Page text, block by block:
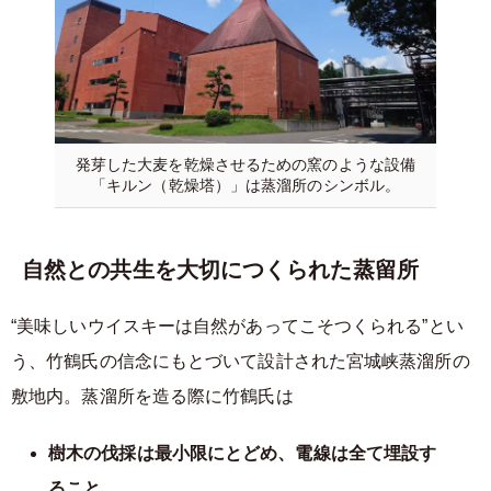
発芽した大麦を乾燥させるための窯のような設備
「キルン（乾燥塔）」は蒸溜所のシンボル。
自然との共生を大切につくられた蒸留所
“美味しいウイスキーは自然があってこそつくられる”とい
う、竹鶴氏の信念にもとづいて設計された宮城峡蒸溜所の
敷地内。蒸溜所を造る際に竹鶴氏は
樹木の伐採は最小限にとどめ、電線は全て埋設す